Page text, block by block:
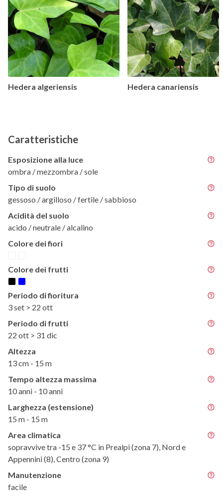
Hedera algeriensis Hedera canariensis
Caratteristiche
Esposizione alla luce
ombra / mezzombra / sole
Tipo di suolo
gessoso / argilloso / fertile / sabbioso
Acidità del suolo
acido / neutrale / alcalino
Colore dei fiori
Colore dei frutti
Periodo di fioritura
3 set > 22 ott
Periodo di frutti
22 ott > 31 dic
Altezza
13 cm - 15 m
Tempo altezza massima
10 anni - 10 anni
Larghezza (estensione)
15 m - 15 m
Area climatica
sopravvive tra -15 e 37 °C in Prealpi (zona 7), Nord e
Appennini (8), Centro (zona 9)
Manutenzione
facile